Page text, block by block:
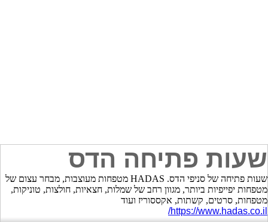
שעות פתיחה הדס
שעות פתיחה של סניפי הדס. HADAS מטפחות מעוצבות, מבחר עצום של
מטפחות יפייפיות ביותר, מגוון רחב של שמלות, חצאיות, חולצות, טוניקות,
מטפחות, סרטים, קשתות, אקססוריז ועוד
https://www.hadas.co.il/